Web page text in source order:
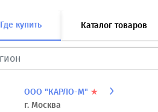
Где купить Каталог товаров
ООО "КАРЛО-М" ★
г. Москва